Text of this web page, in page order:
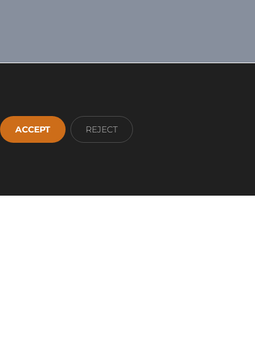
ACCEPT REJECT